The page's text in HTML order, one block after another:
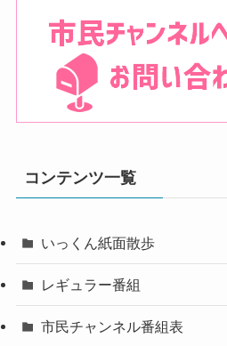
コンテンツ一覧
いっくん紙面散歩
レギュラー番組
市民チャンネル番組表